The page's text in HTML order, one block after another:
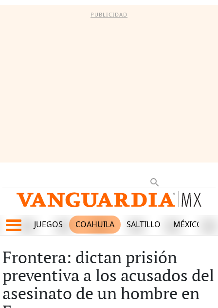
PUBLICIDAD
JUEGOS COAHUILA SALTILLO MÉXICO
Frontera: dictan prisión
preventiva a los acusados del
asesinato de un hombre en